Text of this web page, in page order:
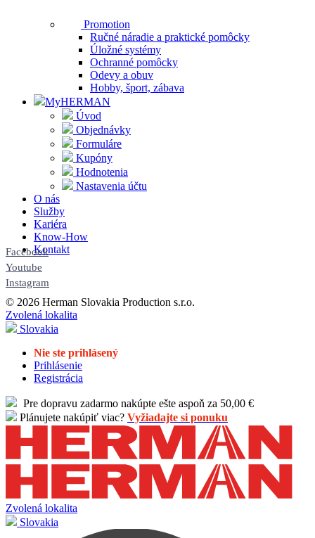
Promotion
Ručné náradie a praktické pomôcky
Úložné systémy
Ochranné pomôcky
Odevy a obuv
Hobby, šport, zábava
MyHERMAN
Úvod
Objednávky
Formuláre
Kupóny
Hodnotenia
Nastavenia účtu
O nás
Služby
Kariéra
Know-How
Kontakt
Facebook
Youtube
Instagram
© 2026 Herman Slovakia Production s.r.o.
Zvolená lokalita
Slovakia
Nie ste prihlásený
Prihlásenie
Registrácia
Pre dopravu zadarmo nakúpte ešte aspoň za 50,00 €
Plánujete nakúpiť viac? Vyžiadajte si ponuku
Zvolená lokalita
Slovakia